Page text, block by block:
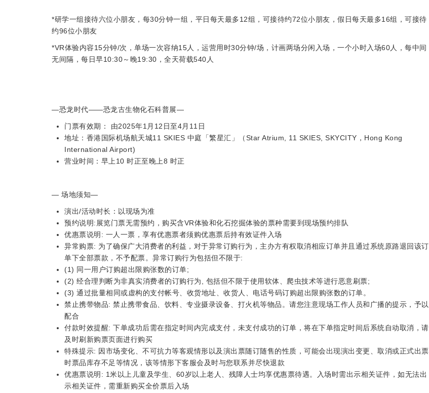
*研学一组接待六位小朋友，每30分钟一组，平日每天最多12组，可接待约72位小朋友，假日每天最多16组，可接待
约96位小朋友
*VR体验内容15分钟/次，单场一次容纳15人，运营用时30分钟/场，计画两场分闲入场，一个小时入场60人，每中间
无间隔，每日早10:30～晚19:30，全天荷载540人
—恐龙时代——恐龙古生物化石科普展—
门票有效期： 由2025年1月12日至4月11日
地址：香港国际机场航天城11 SKIES 中庭「繁星汇」（Star Atrium, 11 SKIES, SKYCITY，Hong Kong
International Airport)
营业时间：早上10 时正至晚上8 时正
— 场地须知—
演出/活动时长：以现场为准
预约说明:展览门票无需预约，购买含VR体验和化石挖掘体验的票种需要到现场预约排队
优惠票说明: 一人一票，享有优惠票者须购优惠票后持有效证件入场
异常购票: 为了确保广大消费者的利益，对于异常订购行为，主办方有权取消相应订单并且通过系统原路退回该订
单下全部票款，不予配票。异常订购行为包括但不限于:
(1) 同一用户订购超出限购张数的订单;
(2) 经合理判断为非真实消费者的订购行为, 包括但不限于使用软体、爬虫技术等进行恶意刷票;
(3) 通过批量相同或虚构的支付帐号、收货地址、收货人、电话号码订购超出限购张数的订单。
禁止携带物品: 禁止携带食品、饮料、专业摄录设备、打火机等物品。请您注意现场工作人员和广播的提示，予以
配合
付款时效提醒: 下单成功后需在指定时间内完成支付，未支付成功的订单，将在下单指定时间后系统自动取消，请
及时刷新购票页面进行购买
特殊提示: 因市场变化、不可抗力等客观情形以及演出票随订随售的性质，可能会出现演出变更、取消或正式出票
时票品库存不足等情况，该等情形下客服会及时与您联系并尽快退款
优惠票说明: 1米以上儿童及学生、60岁以上老人、残障人士均享优惠票待遇。入场时需出示相关证件，如无法出
示相关证件，需重新购买全价票后入场